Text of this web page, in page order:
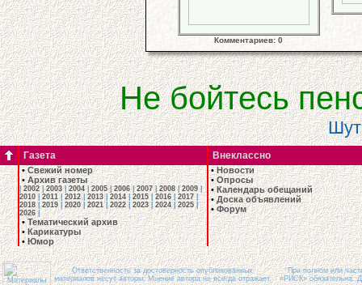
Комментариев: 0
Не бойтесь
Газета Внеклассно
•Свежий номер
•Архив газеты
|2002|2003|2004|2005|2006|2007|2008|2009|
2010|2011 |2012|2013|2014|2015|2016|2017|
2018|2019|2020|2021|2022|2023|2024|2025|
2026|
•Тематический архив
•Карикатуры
•Юмор
•Новости
•Опросы
•Календарь обещаний
•Доска объявлений
•Форум
Ответственность за достоверность опубликованных
материалов несут авторы. Мнение автора не всегда отражает
При полном или
«РИСК» обязательна.